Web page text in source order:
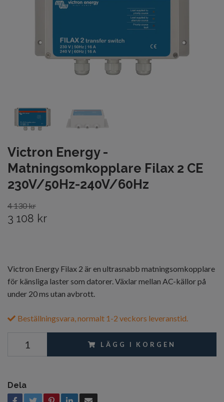
Victron Energy -
Matningsomkopplare Filax 2 CE
230V/50Hz-240V/60Hz
4 130 kr
3 108 kr
Victron Energy Filax 2 är en ultrasnabb matningsomkopplare
för känsliga laster som datorer. Växlar mellan AC-källor på
under 20 ms utan avbrott.
Beställningsvara, normalt 1-2 veckors leveranstid.
LÄGG I KORGEN
Dela